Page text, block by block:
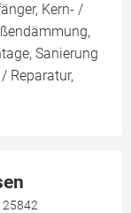
Kern- /
Sanierung
Reparatur,
25842